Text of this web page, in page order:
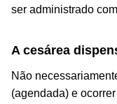
ser administrado
A cesárea
Não
(agendada) e